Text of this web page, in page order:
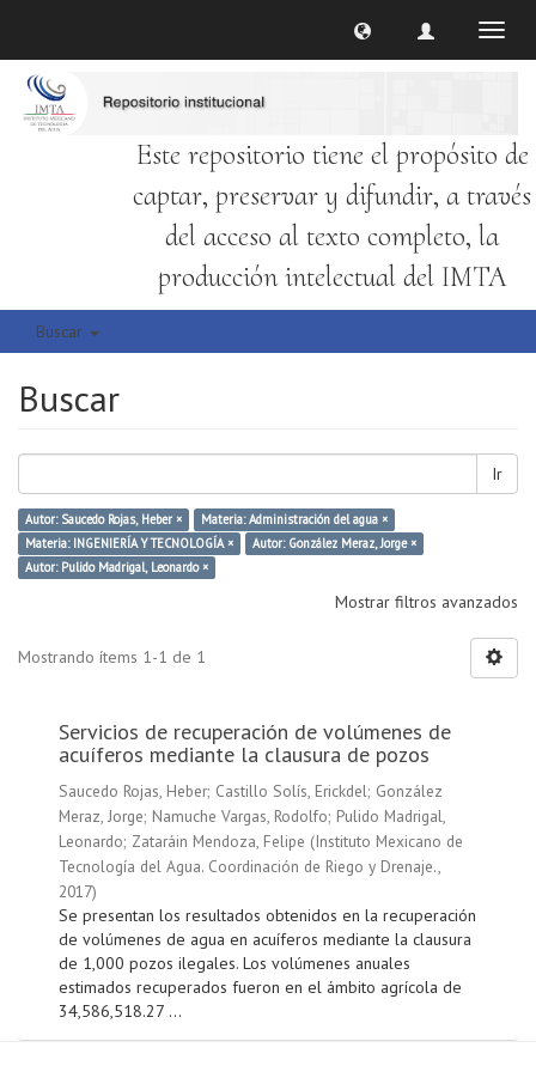
Este repositorio tiene el propósito de
captar, preservar y difundir, a través
del acceso al texto completo, la
producción intelectual del IMTA
Buscar
Buscar
Ir
Autor: Saucedo Rojas, Heber ×
Materia: Administración del agua ×
Materia: INGENIERÍA Y TECNOLOGÍA ×
Autor: González Meraz, Jorge ×
Autor: Pulido Madrigal, Leonardo ×
Mostrar filtros avanzados
Mostrando ítems 1-1 de 1
Servicios de recuperación de volúmenes de
acuíferos mediante la clausura de pozos
Saucedo Rojas, Heber; Castillo Solís, Erickdel; González
Meraz, Jorge; Namuche Vargas, Rodolfo; Pulido Madrigal,
Leonardo; Zataráin Mendoza, Felipe (Instituto Mexicano de
Tecnología del Agua. Coordinación de Riego y Drenaje.,
2017)
Se presentan los resultados obtenidos en la recuperación
de volúmenes de agua en acuíferos mediante la clausura
de 1,000 pozos ilegales. Los volúmenes anuales
estimados recuperados fueron en el ámbito agrícola de
34,586,518.27 ...